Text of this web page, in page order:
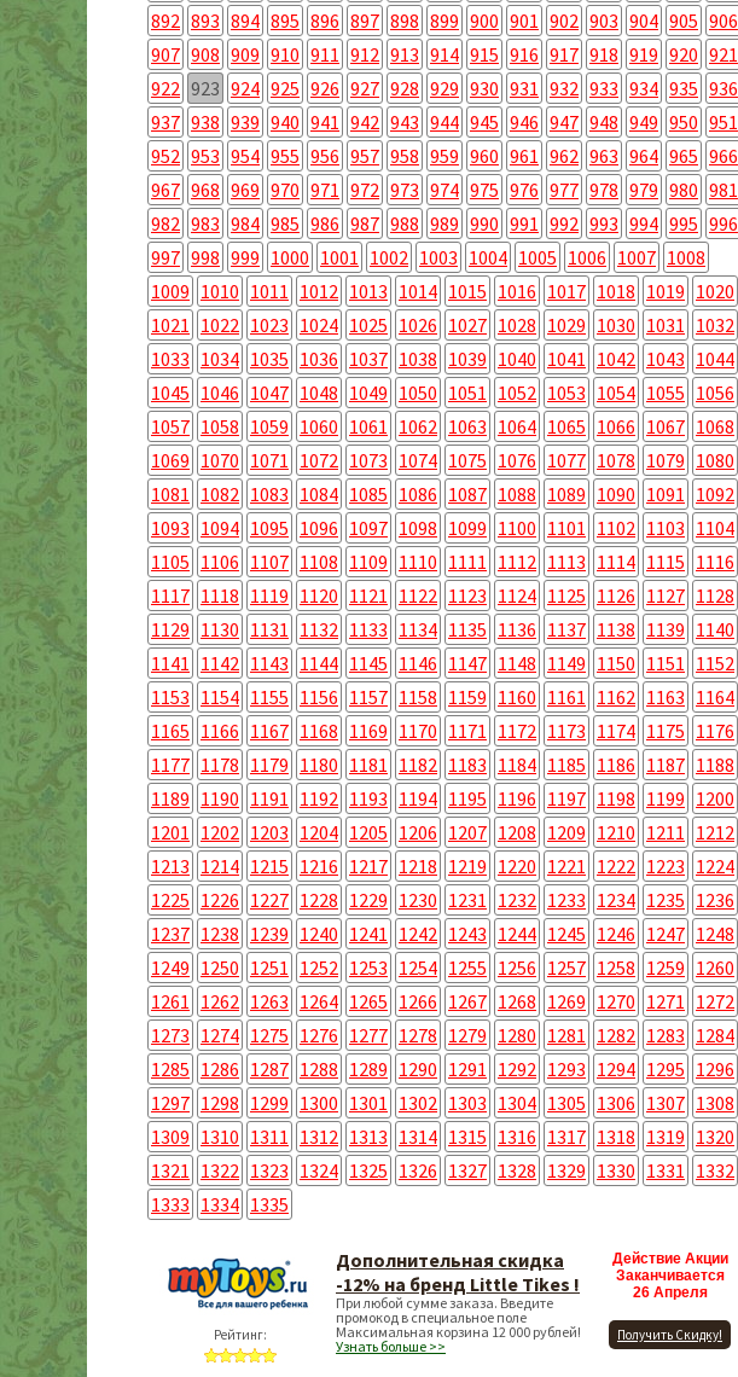
892 893 894 895 896 897 898 899 900 901 902 903 904 905 906
907 908 909 910 911 912 913 914 915 916 917 918 919 920 921
922 923 924 925 926 927 928 929 930 931 932 933 934 935 936
937 938 939 940 941 942 943 944 945 946 947 948 949 950 951
952 953 954 955 956 957 958 959 960 961 962 963 964 965 966
967 968 969 970 971 972 973 974 975 976 977 978 979 980 981
982 983 984 985 986 987 988 989 990 991 992 993 994 995 996
997 998 999 1000 1001 1002 1003 1004 1005 1006 1007 1008
1009 1010 1011 1012 1013 1014 1015 1016 1017 1018 1019 1020
1021 1022 1023 1024 1025 1026 1027 1028 1029 1030 1031 1032
1033 1034 1035 1036 1037 1038 1039 1040 1041 1042 1043 1044
1045 1046 1047 1048 1049 1050 1051 1052 1053 1054 1055 1056
1057 1058 1059 1060 1061 1062 1063 1064 1065 1066 1067 1068
1069 1070 1071 1072 1073 1074 1075 1076 1077 1078 1079 1080
1081 1082 1083 1084 1085 1086 1087 1088 1089 1090 1091 1092
1093 1094 1095 1096 1097 1098 1099 1100 1101 1102 1103 1104
1105 1106 1107 1108 1109 1110 1111 1112 1113 1114 1115 1116
1117 1118 1119 1120 1121 1122 1123 1124 1125 1126 1127 1128
1129 1130 1131 1132 1133 1134 1135 1136 1137 1138 1139 1140
1141 1142 1143 1144 1145 1146 1147 1148 1149 1150 1151 1152
1153 1154 1155 1156 1157 1158 1159 1160 1161 1162 1163 1164
1165 1166 1167 1168 1169 1170 1171 1172 1173 1174 1175 1176
1177 1178 1179 1180 1181 1182 1183 1184 1185 1186 1187 1188
1189 1190 1191 1192 1193 1194 1195 1196 1197 1198 1199 1200
1201 1202 1203 1204 1205 1206 1207 1208 1209 1210 1211 1212
1213 1214 1215 1216 1217 1218 1219 1220 1221 1222 1223 1224
1225 1226 1227 1228 1229 1230 1231 1232 1233 1234 1235 1236
1237 1238 1239 1240 1241 1242 1243 1244 1245 1246 1247 1248
1249 1250 1251 1252 1253 1254 1255 1256 1257 1258 1259 1260
1261 1262 1263 1264 1265 1266 1267 1268 1269 1270 1271 1272
1273 1274 1275 1276 1277 1278 1279 1280 1281 1282 1283 1284
1285 1286 1287 1288 1289 1290 1291 1292 1293 1294 1295 1296
1297 1298 1299 1300 1301 1302 1303 1304 1305 1306 1307 1308
1309 1310 1311 1312 1313 1314 1315 1316 1317 1318 1319 1320
1321 1322 1323 1324 1325 1326 1327 1328 1329 1330 1331 1332
1333 1334 1335
Рейтинг:
Дополнительная скидка
-12% на бренд Little Tikes !
При любой сумме заказа. Введите
промокод в специальное поле
Максимальная корзина 12 000 рублей!
Узнать больше >>
Действие Акции
Заканчивается
26 Апреля
Получить Скидку!